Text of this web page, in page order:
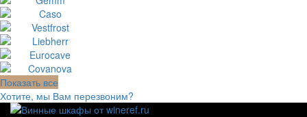
Показать все
Хотите, мы Вам перезвоним?